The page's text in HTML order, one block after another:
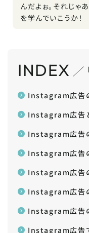
んだよぉ。それじ
を学んでいこうか！
INDEX
Instagram広告
Instagram広告
Instagram広告
Instagram広告
Instagram広告
Instagram広告
Instagram広告
Instagram広告